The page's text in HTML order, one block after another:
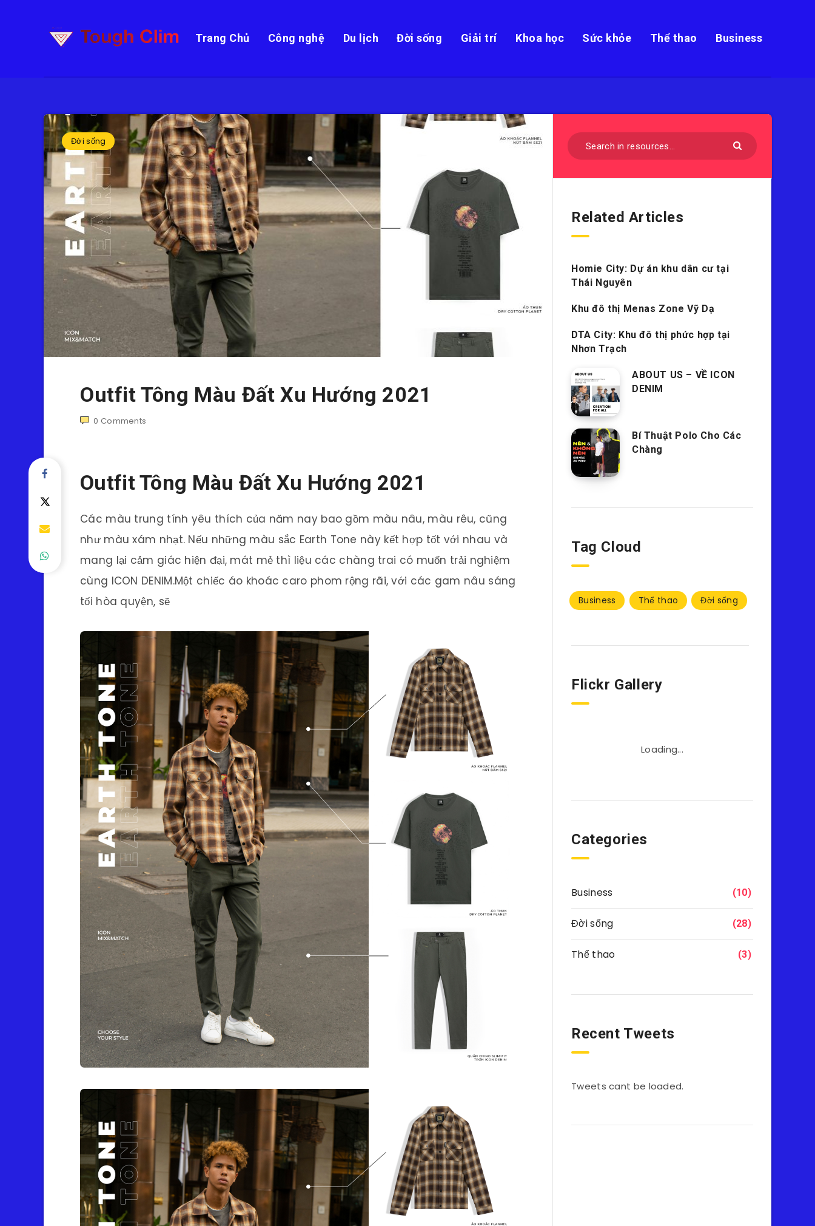
Trang Chủ Công nghệ Du lịch Đời sống Giải trí Khoa học Sức khỏe Thể thao Business
Đời sống
Outfit Tông Màu Đất Xu Hướng 2021
0 Comments
Outfit Tông Màu Đất Xu Hướng 2021
Các màu trung tính yêu thích của năm nay bao gồm màu nâu, màu rêu, cũng
như màu xám nhạt. Nếu những màu sắc Earth Tone này kết hợp tốt với nhau và
mang lại cảm giác hiện đại, mát mẻ thì liệu các chàng trai có muốn trải nghiệm
cùng ICON DENIM.Một chiếc áo khoác caro phom rộng rãi, với các gam nâu sáng
tối hòa quyện, sẽ
Related Articles
Homie City: Dự án khu dân cư tại
Thái Nguyên
Khu đô thị Menas Zone Vỹ Dạ
DTA City: Khu đô thị phức hợp tại
Nhơn Trạch
ABOUT US – VỀ ICON
DENIM
Bí Thuật Polo Cho Các
Chàng
Tag Cloud
Business Thể thao Đời sống
Flickr Gallery
Loading...
Categories
Business (10)
Đời sống (28)
Thể thao (3)
Recent Tweets
Tweets cant be loaded.